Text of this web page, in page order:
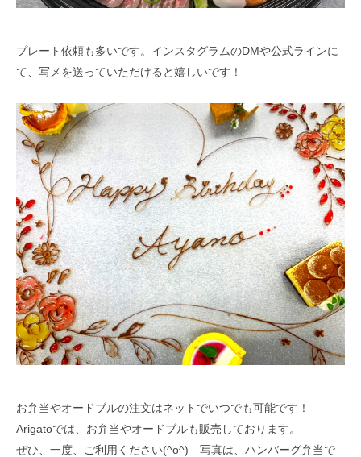
プレート依頼も多いです。インスタグラムのDMや公式ラインに
て、写メを送っていただけると嬉しいです！
お弁当やオードブルの注文はネットでいつでも可能です！
Arigatoでは、お弁当やオードブルも販売しております。
ぜひ、一度、ご利用ください(^o^) 写真は、ハンバーグ弁当で